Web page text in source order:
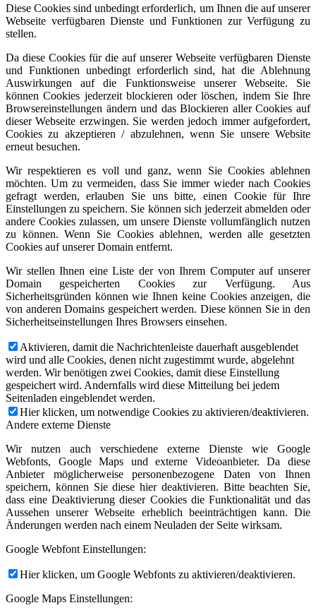
Diese Cookies sind unbedingt erforderlich, um Ihnen die auf unserer
Webseite verfügbaren Dienste und Funktionen zur Verfügung zu
stellen.
Da diese Cookies für die auf unserer Webseite verfügbaren Dienste
und Funktionen unbedingt erforderlich sind, hat die Ablehnung
Auswirkungen auf die Funktionsweise unserer Webseite. Sie
können Cookies jederzeit blockieren oder löschen, indem Sie Ihre
Browsereinstellungen ändern und das Blockieren aller Cookies auf
dieser Webseite erzwingen. Sie werden jedoch immer aufgefordert,
Cookies zu akzeptieren / abzulehnen, wenn Sie unsere Website
erneut besuchen.
Wir respektieren es voll und ganz, wenn Sie Cookies ablehnen
möchten. Um zu vermeiden, dass Sie immer wieder nach Cookies
gefragt werden, erlauben Sie uns bitte, einen Cookie für Ihre
Einstellungen zu speichern. Sie können sich jederzeit abmelden oder
andere Cookies zulassen, um unsere Dienste vollumfänglich nutzen
zu können. Wenn Sie Cookies ablehnen, werden alle gesetzten
Cookies auf unserer Domain entfernt.
Wir stellen Ihnen eine Liste der von Ihrem Computer auf unserer
Domain gespeicherten Cookies zur Verfügung. Aus
Sicherheitsgründen können wie Ihnen keine Cookies anzeigen, die
von anderen Domains gespeichert werden. Diese können Sie in den
Sicherheitseinstellungen Ihres Browsers einsehen.
Aktivieren, damit die Nachrichtenleiste dauerhaft ausgeblendet
wird und alle Cookies, denen nicht zugestimmt wurde, abgelehnt
werden. Wir benötigen zwei Cookies, damit diese Einstellung
gespeichert wird. Andernfalls wird diese Mitteilung bei jedem
Seitenladen eingeblendet werden.
Hier klicken, um notwendige Cookies zu aktivieren/deaktivieren.
Andere externe Dienste
Wir nutzen auch verschiedene externe Dienste wie Google
Webfonts, Google Maps und externe Videoanbieter. Da diese
Anbieter möglicherweise personenbezogene Daten von Ihnen
speichern, können Sie diese hier deaktivieren. Bitte beachten Sie,
dass eine Deaktivierung dieser Cookies die Funktionalität und das
Aussehen unserer Webseite erheblich beeinträchtigen kann. Die
Änderungen werden nach einem Neuladen der Seite wirksam.
Google Webfont Einstellungen:
Hier klicken, um Google Webfonts zu aktivieren/deaktivieren.
Google Maps Einstellungen: